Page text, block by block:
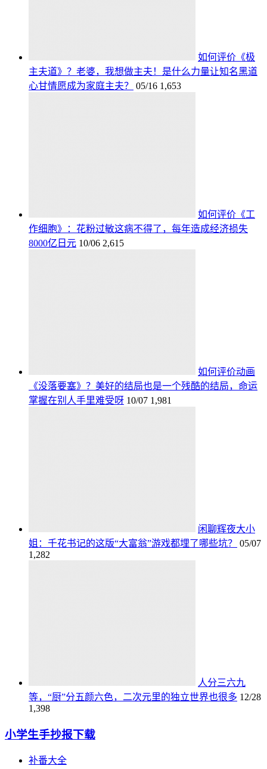
如何评价《极
主夫道》？老婆，我想做主夫！是什么力量让知名黑道
心甘情愿成为家庭主夫？
05/16 1,653
如何评价《工
作细胞》：花粉过敏这病不得了，每年造成经济损失
8000亿日元 10/06 2,615
如何评价动画
《没落要塞》？美好的结局也是一个残酷的结局，命运
掌握在别人手里难受呀 10/07 1,981
闲聊辉夜大小
姐：千花书记的这版“大富翁”游戏都埋了哪些坑？
05/07
1,282
人分三六九
等，“厨”分五颜六色，二次元里的独立世界也很多 12/28
1,398
小学生手抄报下载
补番大全